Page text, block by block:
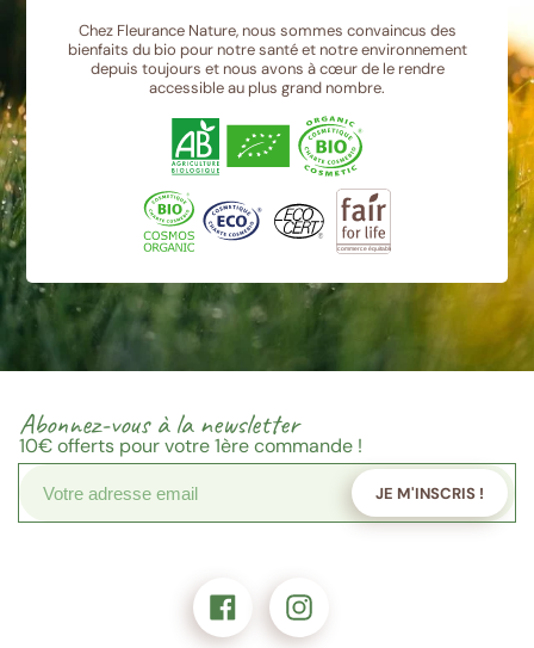
Chez Fleurance Nature, nous sommes convaincus des
bienfaits du bio pour notre santé et notre environnement
depuis toujours et nous avons à cœur de le rendre
accessible au plus grand nombre.
Abonnez-vous à la newsletter
10€offerts pour votre 1ère commande !
JE M'INSCRIS !